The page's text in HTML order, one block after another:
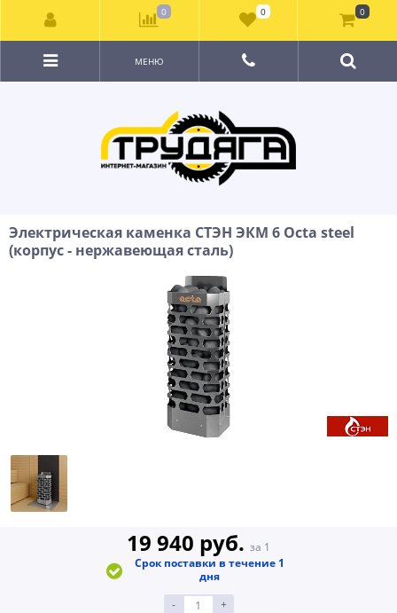
МЕНЮ
Электрическая каменка СТЭН ЭКМ 6 Octa steel
(корпус - нержавеющая сталь)
19 940 руб. за 1
Срок поставки в течение 1
дня
-
+
0 0 0